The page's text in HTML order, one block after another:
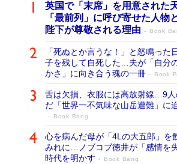
英国で「末席」を用意された
「最前列」に呼び寄せた人
陛下が尊敬される理由
Book
「死ぬとか言うな！」と怒鳴った
子を残して自死した…夫が「自分
かさ」に向き合う魂の一冊
Book
舌は欠損、衣服には高放射線…9人
だ「世界一不気味な山岳遭難」に
Book Bang
心を病んだ母が「4Lの大五郎」を
みれに…ノブコブ徳井が「感情を
時代を明かす
Book Bang